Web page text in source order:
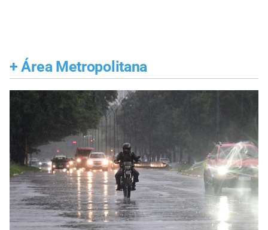
+ Área Metropolitana